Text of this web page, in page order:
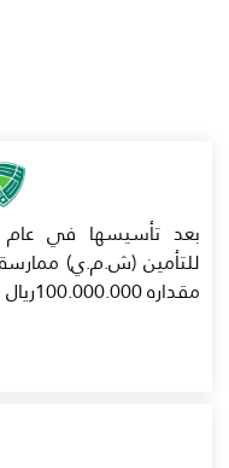
مقداره 100.000.000ريال